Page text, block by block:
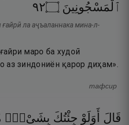
ٱلْمَسْجُونِينَ ۝٢٩
ла аҷъаланнака мина-л-
маро ба худоӣ
аз зиндониён қарор диҳам».
тафсир
قَالَ أَوَلَوْ جِئْتُكَ بِشَىْءٍۢ